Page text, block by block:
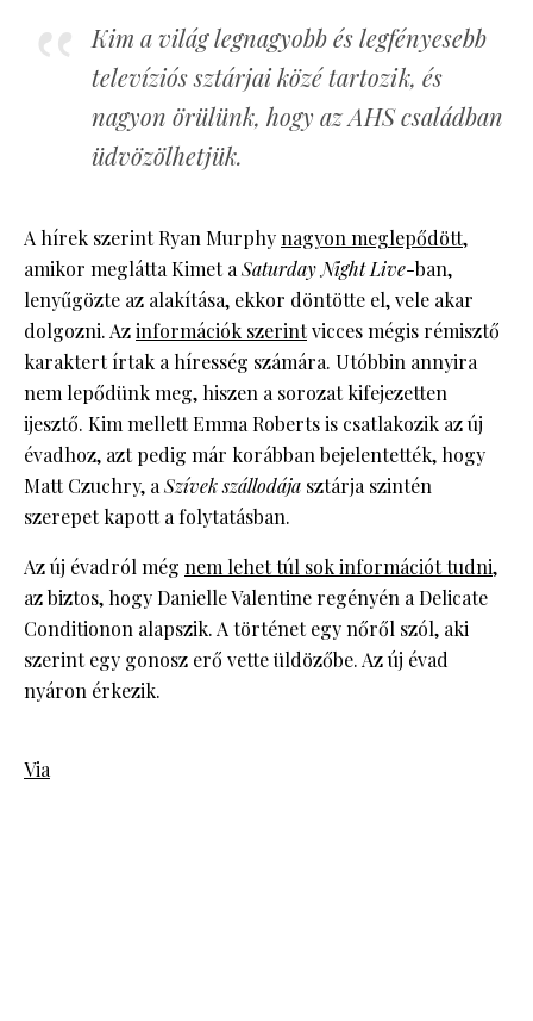
Kim a világ legnagyobb és legfényesebb
televíziós sztárjai közé tartozik, és
nagyon örülünk, hogy az AHS családban
üdvözölhetjük.
A hírek szerint Ryan Murphynagyon meglepődött,
amikor meglátta Kimet a Saturday Night Live-ban,
lenyűgözte az alakítása, ekkor döntötte el, vele akar
dolgozni. Azinformációk szerintvicces mégis rémisztő
karaktert írtak a híresség számára. Utóbbin annyira
nem lepődünk meg, hiszen a sorozat kifejezetten
ijesztő. Kim mellett Emma Roberts is csatlakozik az új
évadhoz, azt pedig már korábban bejelentették, hogy
Matt Czuchry, a Szívek szállodája sztárja szintén
szerepet kapott a folytatásban.
Az új évadról még nem lehet túl sok információt tudni,
az biztos, hogy Danielle Valentine regényén a Delicate
Conditionon alapszik. A történet egy nőről szól, aki
szerint egy gonosz erő vette üldözőbe. Az új évad
nyáron érkezik.
Via